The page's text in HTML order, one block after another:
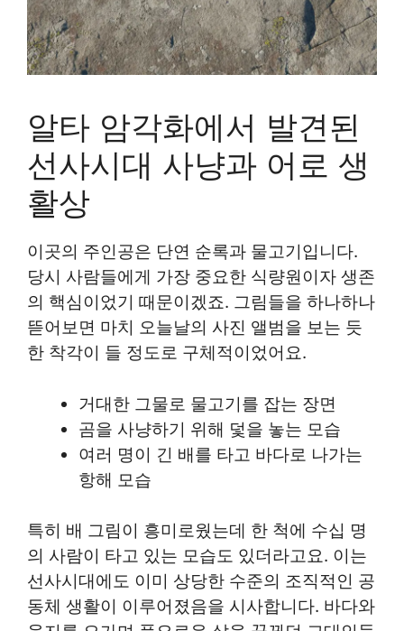
알타 암각화에서 발견된
선사시대 사냥과 어로 생
활상
이곳의 주인공은 단연 순록과 물고기입니다.
당시 사람들에게 가장 중요한 식량원이자 생존
의 핵심이었기 때문이겠죠. 그림들을 하나하나
뜯어보면 마치 오늘날의 사진 앨범을 보는 듯
한 착각이 들 정도로 구체적이었어요.
거대한 그물로 물고기를 잡는 장면
곰을 사냥하기 위해 덫을 놓는 모습
여러 명이 긴 배를 타고 바다로 나가는
항해 모습
특히 배 그림이 흥미로웠는데 한 척에 수십 명
의 사람이 타고 있는 모습도 있더라고요. 이는
선사시대에도 이미 상당한 수준의 조직적인 공
동체 생활이 이루어졌음을 시사합니다. 바다와